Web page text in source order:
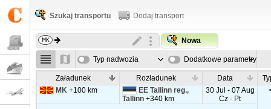
Szukaj transportu Dodaj transport
Nowa
Typ nadwozia Dodatkowe parametry
Załadunek Rozładunek Data
MK+100 km
EE Tallinn reg.,
Tallinn+340 km
30 Jul - 07 Aug
Cz - Pt